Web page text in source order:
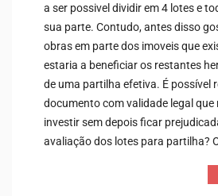
a ser possivel dividir em 4 lotes e
sua parte. Contudo, antes disso
obras em parte dos imoveis que
estaria a beneficiar os restantes
de uma partilha efetiva. É possível
documento com validade legal que
investir sem depois ficar
avaliação dos lotes para partilha?